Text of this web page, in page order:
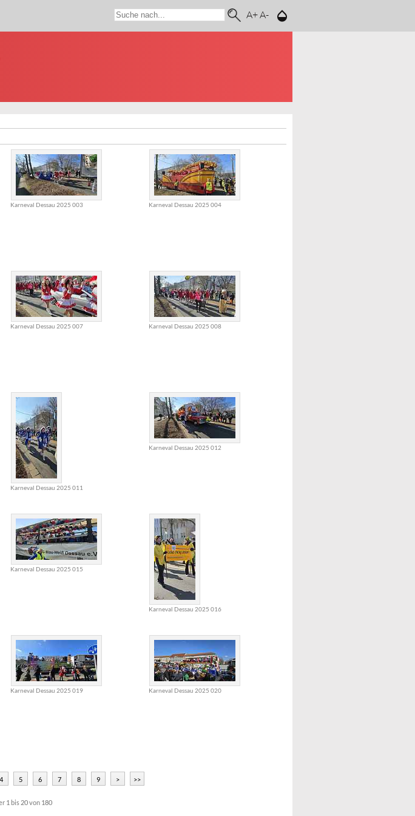
A+A-
Karneval Dessau 2025 003 Karneval Dessau 2025 004
Karneval Dessau 2025 007 Karneval Dessau 2025 008
Karneval Dessau 2025 011
Karneval Dessau 2025 012
Karneval Dessau 2025 015
Karneval Dessau 2025 016
Karneval Dessau 2025 019 Karneval Dessau 2025 020
4 5 6 7 8 9 > >>
1 bis 20von 180